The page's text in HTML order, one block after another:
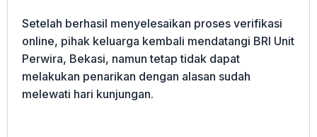
Setelah berhasil menyelesaikan proses verifikasi
online, pihak keluarga kembali mendatangi BRI Unit
Perwira, Bekasi, namun tetap tidak dapat
melakukan penarikan dengan alasan sudah
melewati hari kunjungan.